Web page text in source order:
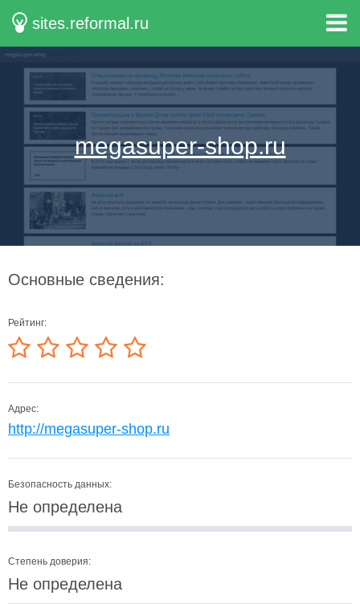
sites.reformal.ru
megasuper-shop.ru
Основные сведения:
Рейтинг:
Адрес:
http://megasuper-shop.ru
Безопасность данных:
Не определена
Степень доверия:
Не определена